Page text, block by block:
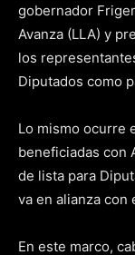
gobernador
Avanza (LLA) y
los
Diputados como
Lo mismo ocurre
beneficiadas con
de lista para
va en alianza con
En este marco,